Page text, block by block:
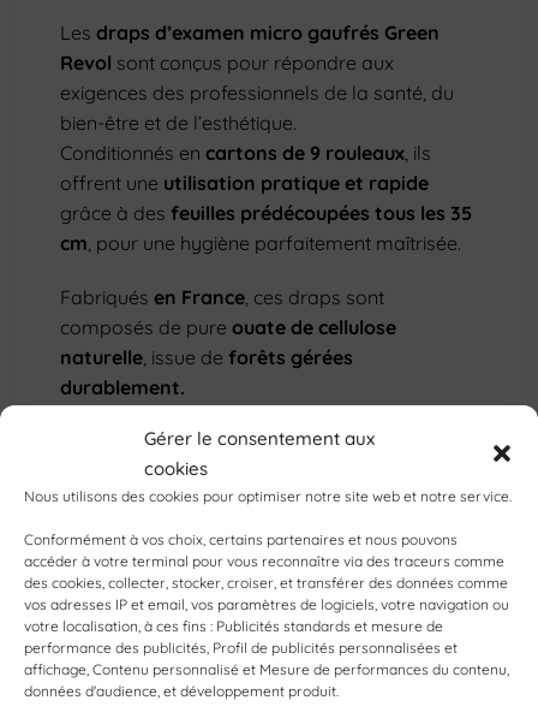
Gérer le consentement aux
cookies
Nous utilisons des cookies pour optimiser notre site web et notre service.
Conformément à vos choix, certains partenaires et nous pouvons
accéder à votre terminal pour vous reconnaître via des traceurs comme
des cookies, collecter, stocker, croiser, et transférer des données comme
vos adresses IP et email, vos paramètres de logiciels, votre navigation ou
votre localisation, à ces fins : Publicités standards et mesure de
performance des publicités, Profil de publicités personnalisées et
affichage, Contenu personnalisé et Mesure de performances du contenu,
données d'audience, et développement produit.
Les draps d’examen micro gaufrés Green
Revol sont conçus pour répondre aux
exigences des professionnels de la santé, du
bien-être et de l’esthétique.
Conditionnés en cartons de 9 rouleaux, ils
offrent une utilisation pratique et rapide
grâce à des feuilles prédécoupées tous les 35
cm, pour une hygiène parfaitement maîtrisée.
Fabriqués en France, ces draps sont
composés de pure ouate de cellulose
naturelle, issue de forêts gérées
durablement.
produits satisfaisant à des exigences strictes
en matière de qualité environnementale et de
prestations.
Grâce à leurstructure double épaisseur, les
draps d’examen Green Revol assurent une
excellente résistanceet unfort pouvoir
absorbant, même en usage intensif.
Ils sont parfaitement adaptés auxcabinets